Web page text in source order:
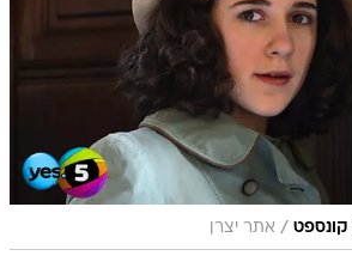
/ אתר יצרן